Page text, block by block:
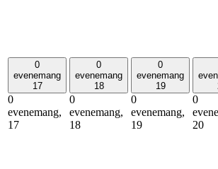
0
evenemang
17
0
evenemang,
17
0
evenemang
18
0
evenemang,
18
0
evenemang
19
0
evenemang,
19
0
20